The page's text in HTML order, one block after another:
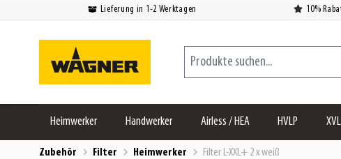
Lieferung in 1-2 Werktagen 10%
Produkte suchen...
Heimwerker Handwerker Airless / HEA HVLP
Zubehör
Filter Heimwerker Filter L-XXL+ 2 x weiß